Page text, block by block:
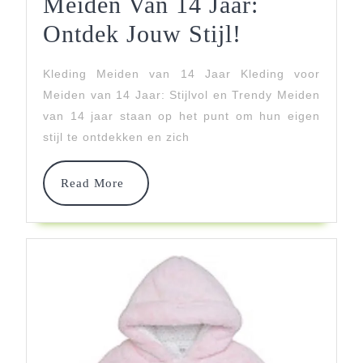
Ontdek Jouw Stijl!
Voor
Meiden
Ontdek
Kleding Meiden van 14 Jaar Kleding voor
Meiden van 14 Jaar: Stijlvol en Trendy Meiden
van 14 jaar staan op het punt om hun eigen
stijl te ontdekken en zich
Read More
Read
More